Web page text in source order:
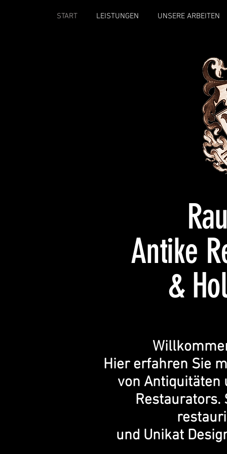
START LEISTUNGEN UNSERE ARBEITEN
Antike
&
Hier erfahren Sie
von Antiquitäten
Restaurators.
und Unikat